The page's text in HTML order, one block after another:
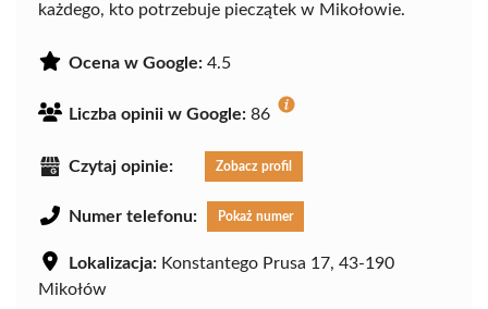
każdego, kto potrzebuje pieczątek w Mikołowie.
Ocena w Google: 4.5
Liczba opinii w Google: 86
Czytaj opinie: Zobacz profil
Numer telefonu: Pokaż numer
Lokalizacja: Konstantego Prusa 17, 43-190
Mikołów